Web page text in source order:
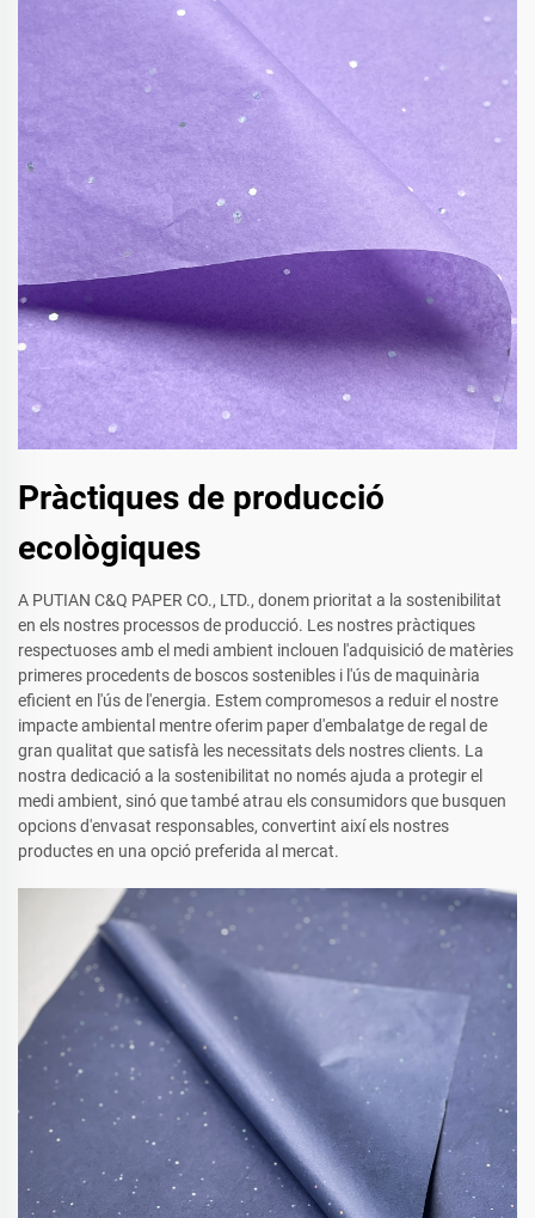
Pràctiques de producció
ecològiques
A PUTIAN C&Q PAPER CO., LTD., donem prioritat a la sostenibilitat
en els nostres processos de producció. Les nostres pràctiques
respectuoses amb el medi ambient inclouen l'adquisició de matèries
primeres procedents de boscos sostenibles i l'ús de maquinària
eficient en l'ús de l'energia. Estem compromesos a reduir el nostre
impacte ambiental mentre oferim paper d'embalatge de regal de
gran qualitat que satisfà les necessitats dels nostres clients. La
nostra dedicació a la sostenibilitat no només ajuda a protegir el
medi ambient, sinó que també atrau els consumidors que busquen
opcions d'envasat responsables, convertint així els nostres
productes en una opció preferida al mercat.